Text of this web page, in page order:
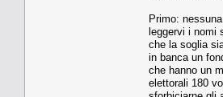
Primo:
leggervi i nomi
che la soglia
in banca un
che hanno un
elettorali 180